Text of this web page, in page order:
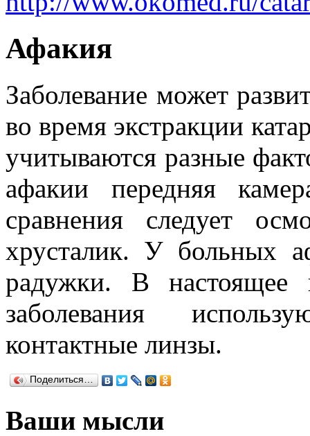
Афакия
Заболевание может
во время экстракции
учитываются разные
афакии передняя
сравнения следует
хрусталик. У больных
радужки. В настоящее
заболевания
контактные линзы.
Поделиться…
Ваши мысли